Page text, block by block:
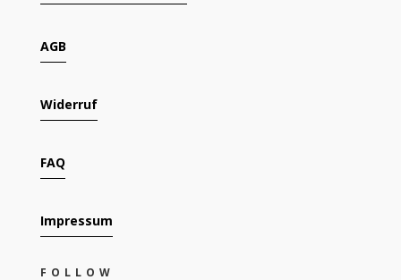
AGB
Widerruf
FAQ
Impressum
FOLLOW